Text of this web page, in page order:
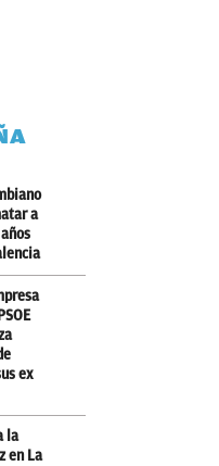
a
ex
la
en La